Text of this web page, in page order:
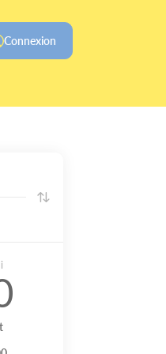
Connexion